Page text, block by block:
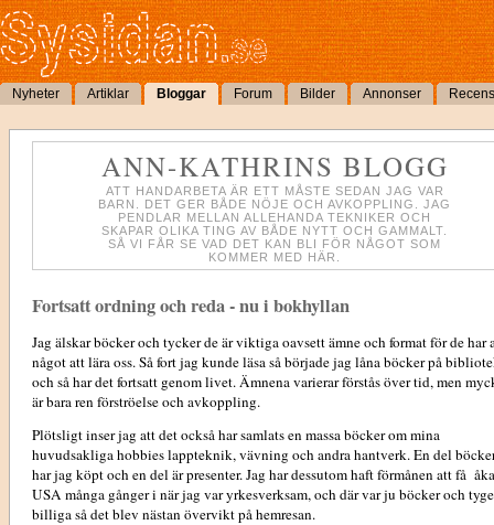
Nyheter Artiklar Bloggar Forum Bilder Annonser
ANN-KATHRINS BLOGG
ATT HANDARBETA ÄR ETT MÅSTE SEDAN JAG VAR
BARN. DET GER BÅDE NÖJE OCH AVKOPPLING. JAG
PENDLAR MELLAN ALLEHANDA TEKNIKER OCH
SKAPAR OLIKA TING AV BÅDE NYTT OCH GAMMALT.
SÅ VI FÅR SE VAD DET KAN BLI FÖR NÅGOT SOM
KOMMER MED HÄR.
Fortsatt ordning och reda - nu i bokhyllan
Jag älskar böcker och tycker de är viktiga oavsett ämne och format för de har
något att lära oss. Så fort jag kunde läsa så började jag låna böcker på
och så har det fortsatt genom livet. Ämnena varierar förstås över tid, men
är bara ren förströelse och avkoppling.
Plötsligt inser jag att det också har samlats en massa böcker om mina
huvudsakliga hobbies lappteknik, vävning och andra hantverk. En del
har jag köpt och en del är presenter. Jag har dessutom haft förmånen att få
USA många gånger i när jag var yrkesverksam, och där var ju böcker och
billiga så det blev nästan övervikt på hemresan.